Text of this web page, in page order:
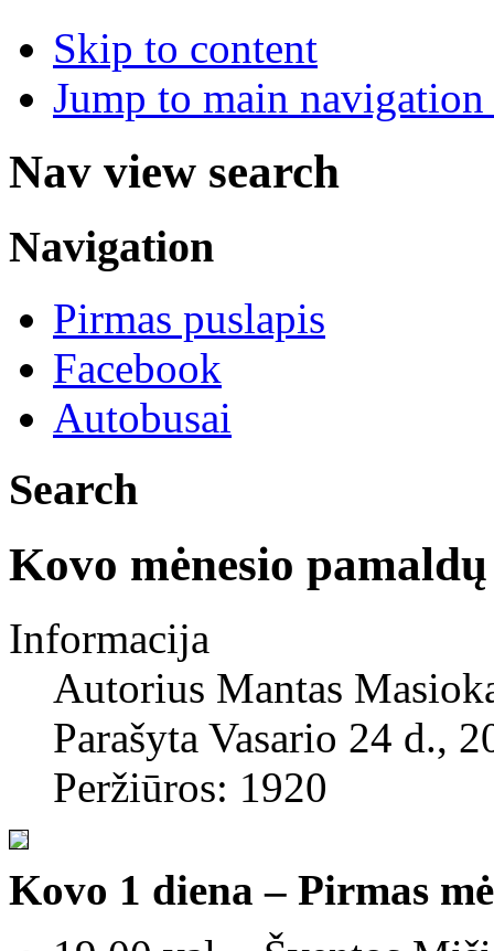
Skip to content
Jump to main
Nav view search
Navigation
Pirmas puslapis
Facebook
Autobusai
Search
Kovo mėnesio
Informacija
Autorius Mantas
Parašyta Vasario 24 d.,
Peržiūros: 1920
Kovo 1 diena – Pirmas